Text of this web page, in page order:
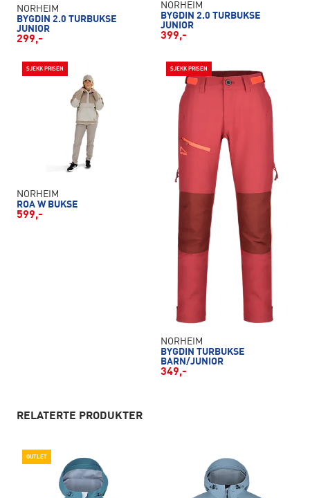
NORHEIM
BYGDIN 2.0 TURBUKSE
JUNIOR
299,-
NORHEIM
BYGDIN 2.0 TURBUKSE
JUNIOR
399,-
SJEKK PRISEN
NORHEIM
ROA W BUKSE
599,-
SJEKK PRISEN
NORHEIM
BYGDIN TURBUKSE
BARN/JUNIOR
349,-
RELATERTE PRODUKTER
OUTLET